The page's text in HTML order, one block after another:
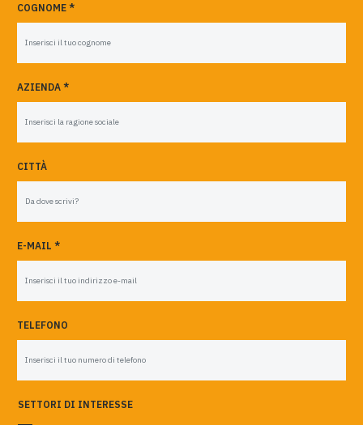
COGNOME *
AZIENDA *
CITTÀ
E-MAIL *
TELEFONO
SETTORI DI INTERESSE